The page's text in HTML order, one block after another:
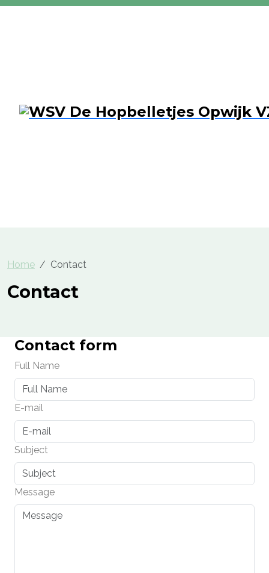
Home Contact
Contact
Contact form
Full Name
E-mail
Subject
Message